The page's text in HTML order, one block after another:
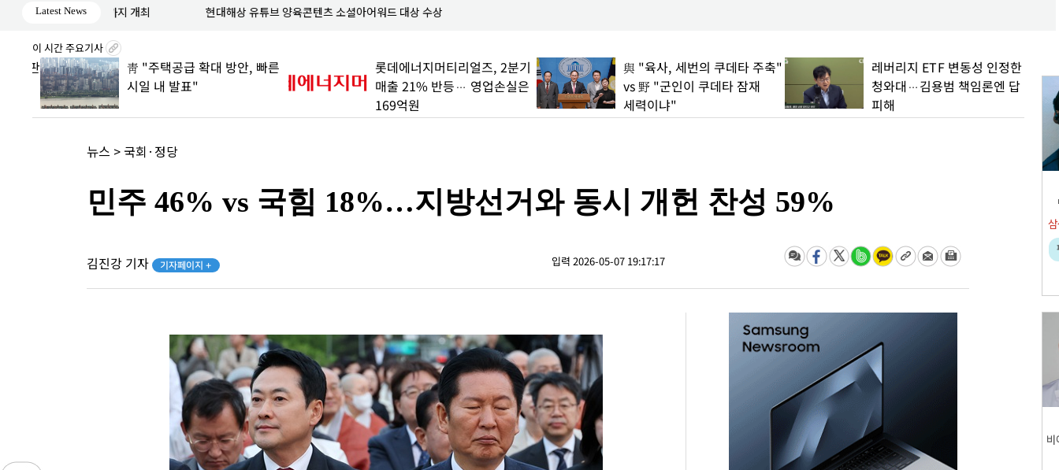
Latest News
월까지 개최 현대해상 유튜브 양육콘텐츠 소셜아어워드 대상 수상
이 시간 주요기사
靑 "주택공급 확대 방안, 빠른
시일 내 발표"
롯데에너지머티리얼즈, 2분기
매출 21% 반등… 영업손실은
169억원
與 "육사, 세번의 쿠데타 주축"
vs 野 "군인이 쿠데타 잠재
세력이냐"
레버리지 ETF 변동성 인정한
청와대…김용범 책임론엔 답
피해
뉴스 > 국회·정당
민주 46% vs 국힘 18%…지방선거와 동시 개헌 찬성 59%
김진강 기자 기자페이지 + 입력 2026-05-07 19:17:17
삼